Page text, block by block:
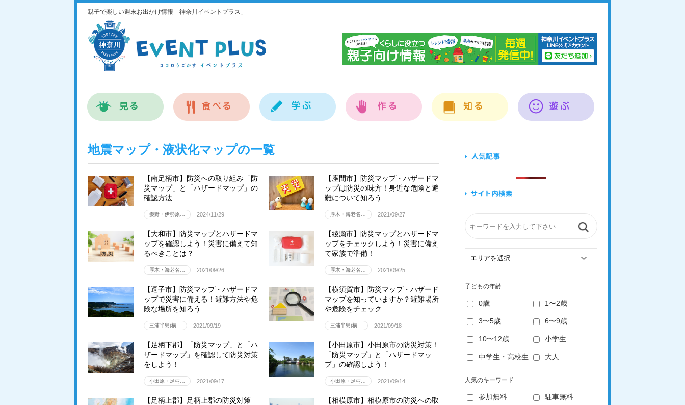
親子で楽しい週末お出かけ情報「神奈川イベントプラス」
地震マップ・液状化マップの一覧
【南足柄市】防災への取り組み「防
災マップ」と「ハザードマップ」の
確認方法
秦野・伊勢原… 2024/11/29
【座間市】防災マップ・ハザードマ
ップは防災の味方！身近な危険と避
難について知ろう
厚木・海老名… 2021/09/27
【大和市】防災マップとハザードマ
ップを確認しよう！災害に備えて知
るべきことは？
厚木・海老名… 2021/09/26
【綾瀬市】防災マップとハザードマ
ップをチェックしよう！災害に備え
て家族で準備！
厚木・海老名… 2021/09/25
【逗子市】防災マップ・ハザードマ
ップで災害に備える！避難方法や危
険な場所を知ろう
三浦半島(横… 2021/09/19
【横須賀市】防災マップ・ハザード
マップを知っていますか？避難場所
や危険をチェック
三浦半島(横… 2021/09/18
【足柄下郡】「防災マップ」と「ハ
ザードマップ」を確認して防災対策
をしよう！
小田原・足柄… 2021/09/17
【小田原市】小田原市の防災対策！
「防災マップ」と「ハザードマッ
プ」の確認しよう！
小田原・足柄… 2021/09/14
【足柄上郡】足柄上郡の防災対策
【相模原市】相模原市の防災への取
子どもの年齢
0歳 1〜2歳
3〜5歳 6〜9歳
10〜12歳 小学生
中学生・高校生 大人
人気のキーワード
参加無料 駐車無料